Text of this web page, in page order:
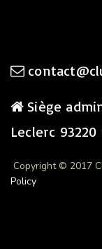
Siège
Leclerc 93220
Copyright © 2017
Policy